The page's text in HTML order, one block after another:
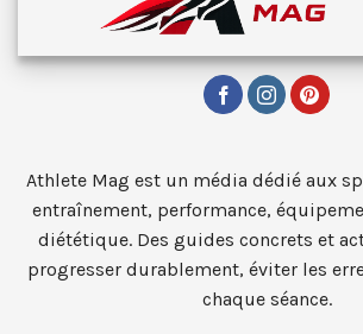
Athlete Mag est un média dédié aux
entraînement, performance,
diététique. Des guides concrets et
progresser durablement, éviter les
chaque séance.